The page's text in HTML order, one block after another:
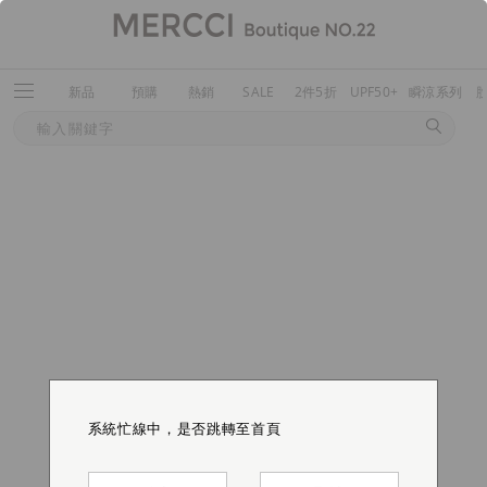
新品 預購 熱銷 SALE 2件5折 UPF50+ 瞬涼系列
系統忙線中，是否跳轉至首頁
系統忙線中，是否跳轉至首頁
系統忙線中，是否跳轉至首頁
系統忙線中，是否跳轉至首頁
系統忙線中，是否跳轉至首頁